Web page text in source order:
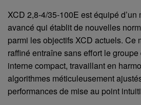
XCD 2,8-4/35-100E est équipé d’un
avancé qui établit de nouvelles
parmi les objectifs XCD actuels. Ce
raffiné entraîne sans effort le
interne compact, travaillant en
algorithmes méticuleusement
performances de mise au point